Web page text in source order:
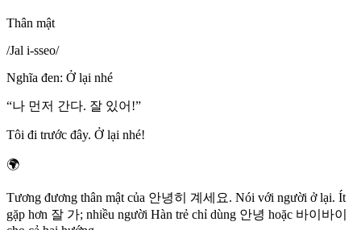
Thân mật
/Jal i-sseo/
Nghĩa đen: Ở lại nhé
“나 먼저 간다. 잘 있어!”
Tôi đi trước đây. Ở lại nhé!
🌍
Tương đương thân mật của 안녕히 계세요. Nói với người ở lại. Ít
gặp hơn 잘 가; nhiều người Hàn trẻ chỉ dùng 안녕 hoặc 바이바이